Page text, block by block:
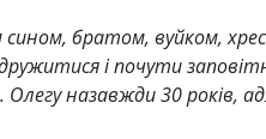
братом, вуйком,
і почути
назавжди 30 років,